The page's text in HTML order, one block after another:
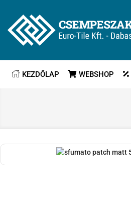
KEZDŐLAP WEBSHOP